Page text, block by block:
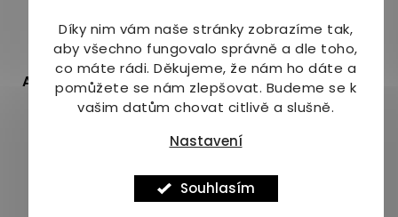
Díky nim vám naše stránky zobrazíme tak,
aby všechno fungovalo správně a dle toho,
co máte rádi. Děkujeme, že nám ho dáte a
pomůžete se nám zlepšovat. Budeme se k
vašim datům chovat citlivě a slušně.
Nastavení
Souhlasím
Apotheke B-komplex s
kyselinou listovou 30
Do košíku
–9 %
Natures Aid Niacin 500
mg s inositolem 60 tbl.
367 Kč